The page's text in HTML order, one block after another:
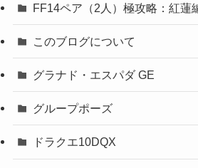
FF14ペア（2人）極攻略：紅蓮
このブログについて
グラナド・エスパダ GE
グループポーズ
ドラクエ10DQX